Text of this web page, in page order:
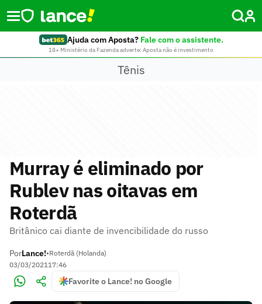
Ajuda com Aposta? Fale com o assistente.
18+ Ministério da Fazenda adverte: Aposta não é investimento
Tênis
Murray é eliminado por
Rublev nas oitavas em
Roterdã
Britânico cai diante de invencibilidade do russo
PorLance!•Roterdã (Holanda)
03/03/202117:46
Favorite o Lance! no Google